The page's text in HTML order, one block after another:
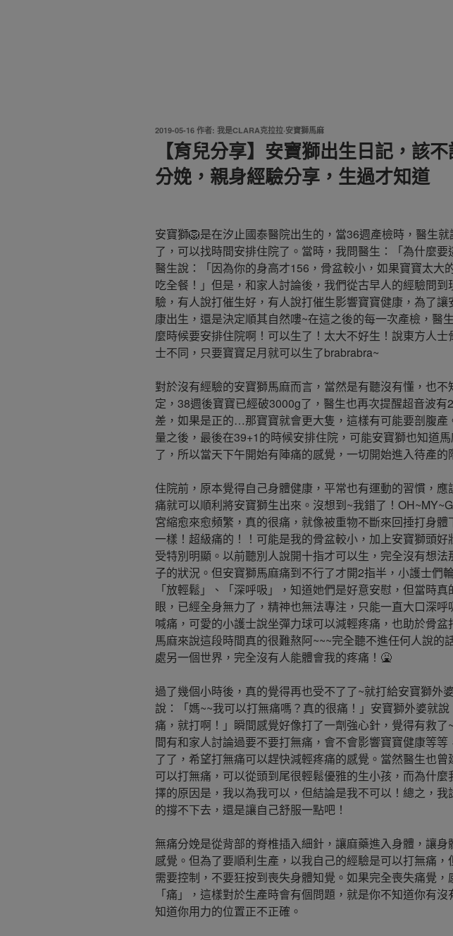
發
2019-05-16 作者: 我是CLARA克拉拉·安寶獅馬麻
【育兒分享】安寶獅出生日記，該
分娩，親身經驗分享，生過才知道
安寶獅🦁是在汐止國泰醫院出生的，當36週產檢時，醫生
了，可以找時間安排住院了。當時，我問醫生：「為什麼要
醫生說：「因為你的身高才156，骨盆較小，如果寶寶太大
吃全餐！」但是，和家人討論後，我們從古早人的經驗問到
驗，有人說打催生好，有人說打催生影響寶寶健康，為了讓
康出生，還是決定順其自然嘍~在這之後的每一次產檢，醫
麼時候要安排住院啊！可以生了！太大不好生！說東方人士
士不同，只要寶寶足月就可以生了brabrabra~
對於沒有經驗的安寶獅馬麻而言，當然是有聽沒有懂，也不
定，38週後寶寶已經破3000g了，醫生也再次提醒超音波有
差，如果是正的…那寶寶就會更大隻，這樣有可能要剖腹產
量之後，最後在39+1的時候安排住院，可能安寶獅也知道
了，所以當天下午開始有陣痛的感覺，一切開始進入待產的
住院前，原本覺得自己身體健康，平常也有運動的習慣，應
痛就可以順利將安寶獅生出來。沒想到~我錯了！
宮縮愈來愈頻繁，真的很痛，就像被重物不斷來回捶打身體
一樣！超級痛的！！可能是我的骨盆較小，加上安寶獅頭好
受特別明顯。以前聽別人說開十指才可以生，完全沒有想法
子的狀況。但安寶獅馬麻痛到不行了才開2指半，小護士們
「放輕鬆」、「深呼吸」，知道她們是好意安慰，但當時真
眼，已經全身無力了，精神也無法專注，只能一直大口深呼
喊痛，可愛的小護士說坐彈力球可以減輕疼痛，也助於骨盆
馬麻來說這段時間真的很難熬阿~~~完全聽不進任何人說的
處另一個世界，完全沒有人能體會我的疼痛！🤮
過了幾個小時後，真的覺得再也受不了了~就打給安寶獅外
說：「媽~~我可以打無痛嗎？真的很痛！」安寶獅外婆就說
痛，就打啊！」瞬間感覺好像打了一劑強心針，覺得有救了
間有和家人討論過要不要打無痛，會不會影響寶寶健康等等
了了，希望打無痛可以趕快減輕疼痛的感覺。當然醫生也曾
可以打無痛，可以從頭到尾很輕鬆優雅的生小孩，而為什麼
擇的原因是，我以為我可以，但結論是我不可以！總之，我
的撐不下去，還是讓自己舒服一點吧！
無痛分娩是從背部的脊椎插入細針，讓麻藥進入身體，讓身
感覺。但為了要順利生產，以我自己的經驗是可以打無痛，
需要控制，不要狂按到喪失身體知覺。如果完全喪失痛覺，
「痛」，這樣對於生產時會有個問題，就是你不知道你有
知道你用力的位置正不正確。